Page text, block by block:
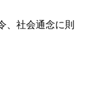
、社会通念に則